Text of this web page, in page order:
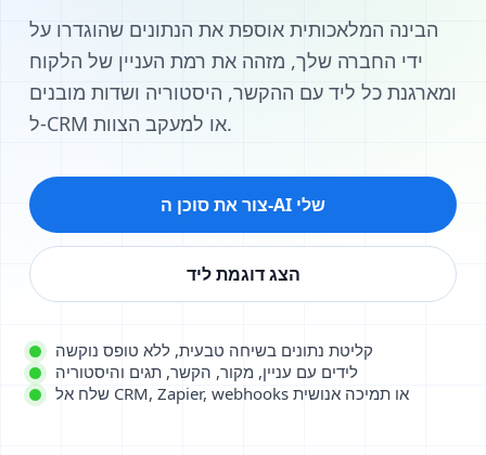
הבינה המלאכותית אוספת את הנתונים שהוגדרו על
ידי החברה שלך, מזהה את רמת העניין של הלקוח
ומארגנת כל ליד עם ההקשר, היסטוריה ושדות מובנים
ל‑CRM או למעקב הצוות.
צור את סוכן ה‑AI שלי
הצג דוגמת ליד
קליטת נתונים בשיחה טבעית, ללא טופס נוקשה
לידים עם עניין, מקור, הקשר, תגים והיסטוריה
שלח אל CRM, Zapier, webhooks או תמיכה אנושית